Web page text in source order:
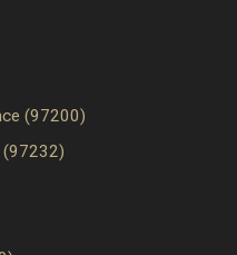
(97200)
(97232)